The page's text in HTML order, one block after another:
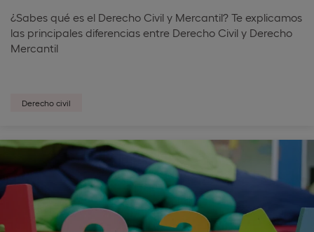
¿Sabes qué es el Derecho Civil y Mercantil? Te explicamos
las principales diferencias entre Derecho Civil y Derecho
Mercantil
Derecho civil